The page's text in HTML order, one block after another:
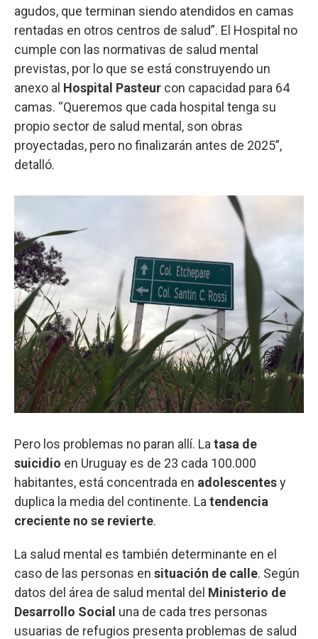
agudos, que terminan siendo atendidos en camas
rentadas en otros centros de salud”. El Hospital no
cumple con las normativas de salud mental
previstas, por lo que se está construyendo un
anexo al Hospital Pasteur con capacidad para 64
camas. “Queremos que cada hospital tenga su
propio sector de salud mental, son obras
proyectadas, pero no finalizarán antes de 2025”,
detalló.
Pero los problemas no paran allí. La tasa de
suicidio en Uruguay es de 23 cada 100.000
habitantes, está concentrada en adolescentesy
duplica la media del continente. La tendencia
creciente no se revierte.
La salud mental es también determinante en el
caso de las personas en situación de calle. Según
datos del área de salud mental del Ministerio de
Desarrollo Social una de cada tres personas
usuarias de refugios presenta problemas de salud